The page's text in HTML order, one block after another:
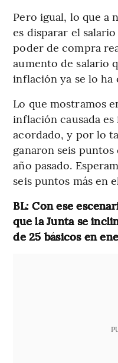
Pero igual, lo que a
es disparar el
poder de compra
aumento de salario
inflación ya se lo ha
Lo que mostramos
inflación causada
acordado, y por lo
ganaron seis
año pasado.
seis puntos más en
BL: Con ese
que la Junta se
de 25 básicos en